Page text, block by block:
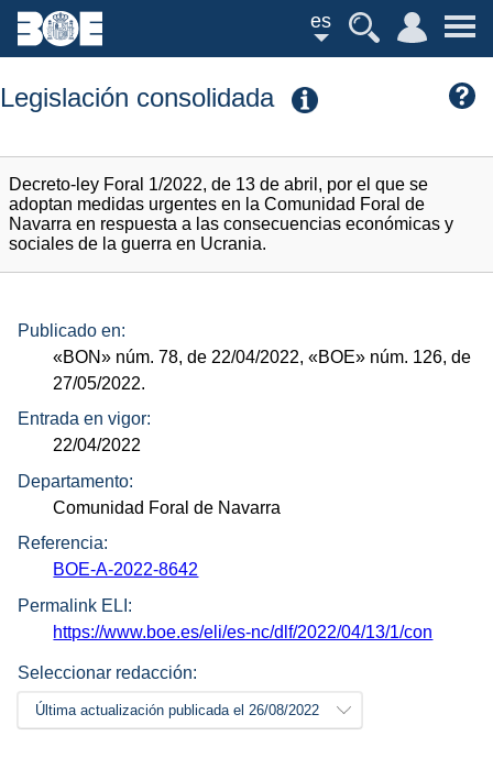
es
Legislación consolidada
Decreto-ley Foral 1/2022, de 13 de abril, por el que se
adoptan medidas urgentes en la Comunidad Foral de
Navarra en respuesta a las consecuencias económicas y
sociales de la guerra en Ucrania.
Publicado en:
«BON» núm. 78, de 22/04/2022,«BOE» núm. 126, de
27/05/2022.
Entrada en vigor:
22/04/2022
Departamento:
Comunidad Foral de Navarra
Referencia:
BOE-A-2022-8642
Permalink ELI:
https://www.boe.es/eli/es-nc/dlf/2022/04/13/1/con
Seleccionar redacción:
Última actualización publicada el 26/08/2022